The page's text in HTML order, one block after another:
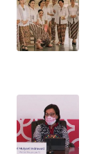
WN
SULSEL
GORONTALO
WN
SULUT